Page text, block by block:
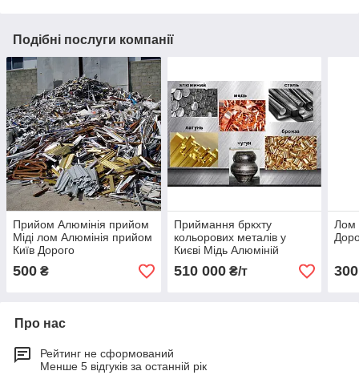
Подібні послуги компанії
Прийом Алюмінія прийом
Міді лом Алюмінія прийом
Київ Дорого
500 ₴
Приймання бркхту
кольорових металів у
Києві Мідь Алюміній
Бронза Латунь Цинк Титан
510 000₴/т
Лом
300
Про нас
Рейтинг не сформований
Менше 5 відгуків за останній рік